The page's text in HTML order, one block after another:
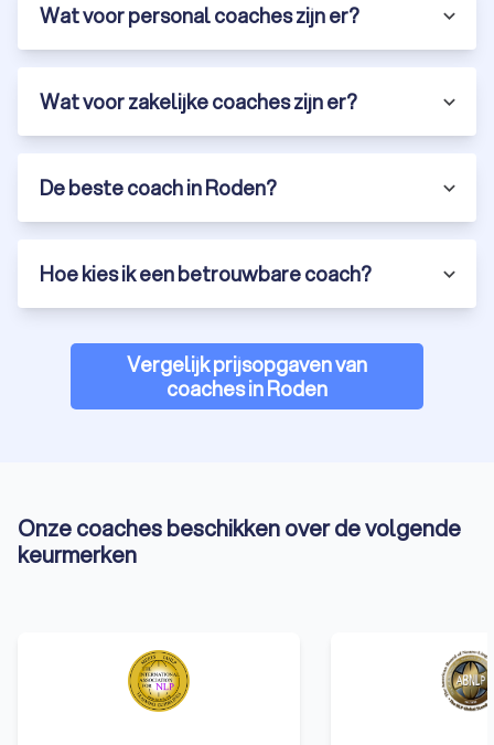
Wat voor personal coaches zijn er?
Wat voor zakelijke coaches zijn er?
De beste coach in Roden?
Hoe kies ik een betrouwbare coach?
Vergelijk prijsopgaven van
coaches in Roden
Onze coaches beschikken over de volgende
keurmerken